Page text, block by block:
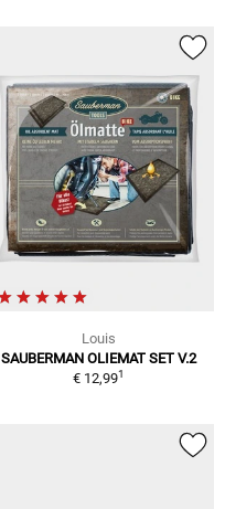
Louis
SAUBERMAN OLIEMAT SET V.2
€ 12,991